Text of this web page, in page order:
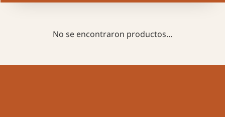
No se encontraron productos...